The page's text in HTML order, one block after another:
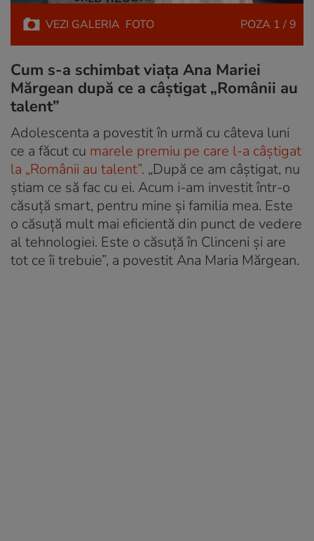
VEZI GALERIA FOTO POZA 1 / 9
Cum s-a schimbat viața Ana Mariei
Mărgean după ce a câștigat „Românii au
talent”
Adolescenta a povestit în urmă cu câteva luni
ce a făcut cu marele premiu pe care l-a câștigat
la „Românii au talent”. „După ce am câștigat, nu
știam ce să fac cu ei. Acum i-am investit într-o
căsuță smart, pentru mine și familia mea. Este
o căsuță mult mai eficientă din punct de vedere
al tehnologiei. Este o căsuță în Clinceni și are
tot ce îi trebuie”, a povestit Ana Maria Mărgean.